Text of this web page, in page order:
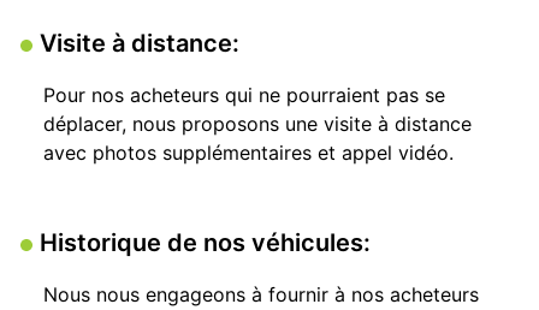
Visite à distance:
Pour nos acheteurs qui ne pourraient pas se
déplacer, nous proposons une visite à distance
avec photos supplémentaires et appel vidéo.
Historique de nos véhicules:
Nous nous engageons à fournir à nos acheteurs